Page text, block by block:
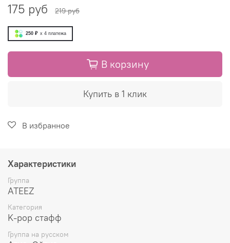
175 руб 219 руб
250 ₽ x 4 платежа
В корзину
Купить в 1 клик
В избранное
Характеристики
Группа
ATEEZ
Категория
K-pop стафф
Группа на русском